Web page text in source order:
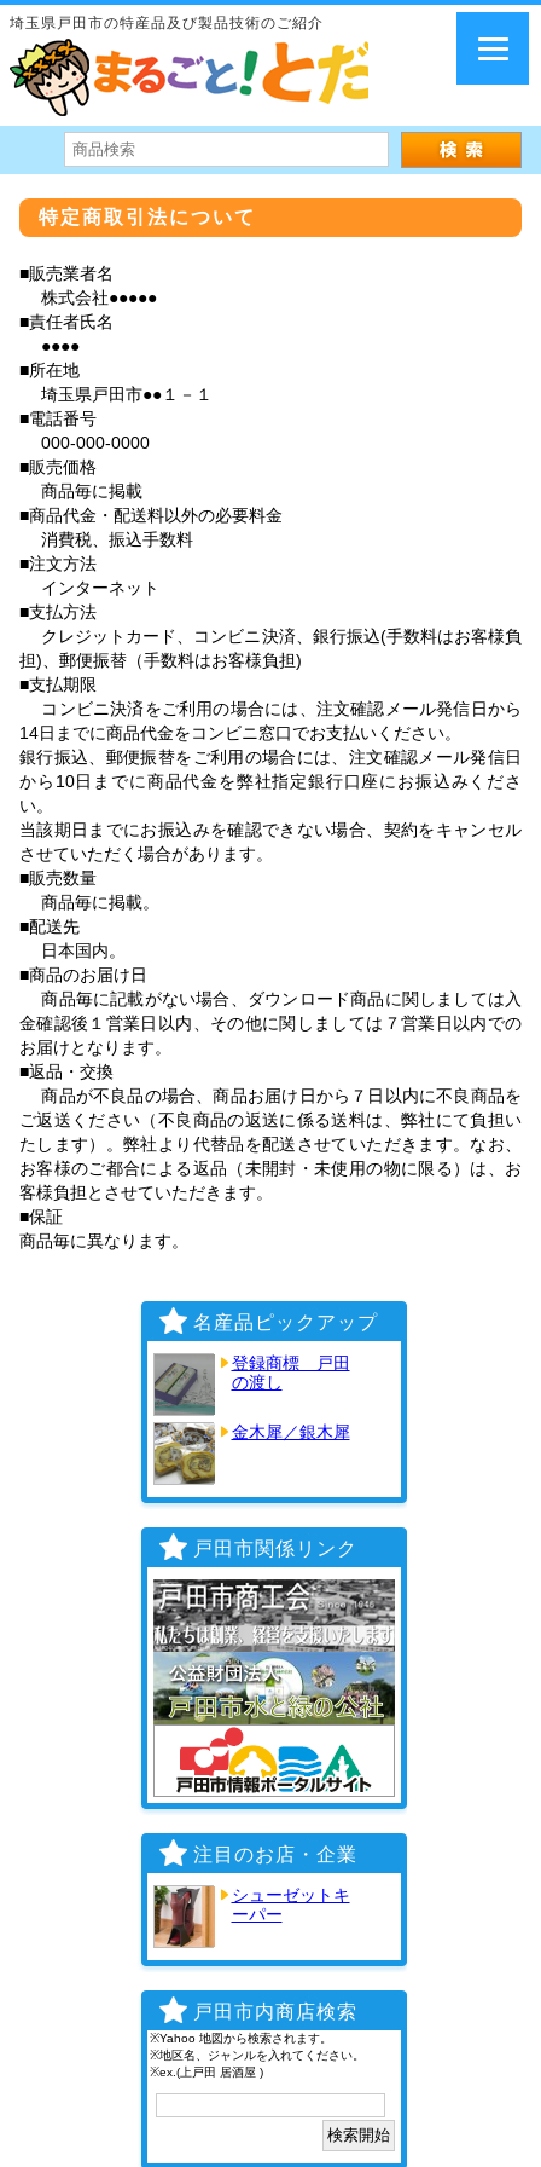
埼玉県戸田市の特産品及び製品技術のご紹介
特定商取引法について
■販売業者名
株式会社●●●●●
■責任者氏名
●●●●
■所在地
埼玉県戸田市●●１－１
■電話番号
000-000-0000
■販売価格
商品毎に掲載
■商品代金・配送料以外の必要料金
消費税、振込手数料
■注文方法
インターネット
■支払方法
クレジットカード、コンビニ決済、銀行振込(手数料はお客様負
担)、郵便振替（手数料はお客様負担)
■支払期限
コンビニ決済をご利用の場合には、注文確認メール発信日から
14日までに商品代金をコンビニ窓口でお支払いください。
銀行振込、郵便振替をご利用の場合には、注文確認メール発信日
から10日までに商品代金を弊社指定銀行口座にお振込みくださ
い。
当該期日までにお振込みを確認できない場合、契約をキャンセル
させていただく場合があります。
■販売数量
商品毎に掲載。
■配送先
日本国内。
■商品のお届け日
商品毎に記載がない場合、ダウンロード商品に関しましては入
金確認後１営業日以内、その他に関しましては７営業日以内での
お届けとなります。
■返品・交換
商品が不良品の場合、商品お届け日から７日以内に不良商品を
ご返送ください（不良商品の返送に係る送料は、弊社にて負担い
たします）。弊社より代替品を配送させていただきます。なお、
お客様のご都合による返品（未開封・未使用の物に限る）は、お
客様負担とさせていただきます。
■保証
商品毎に異なります。
名産品ピックアップ
登録商標 戸田
の渡し
金木犀／銀木犀
戸田市関係リンク
注目のお店・企業
シューゼットキ
ーパー
戸田市内商店検索
※Yahoo 地図から検索されます。
※地区名、ジャンルを入れてください。
※ex.(上戸田 居酒屋 )